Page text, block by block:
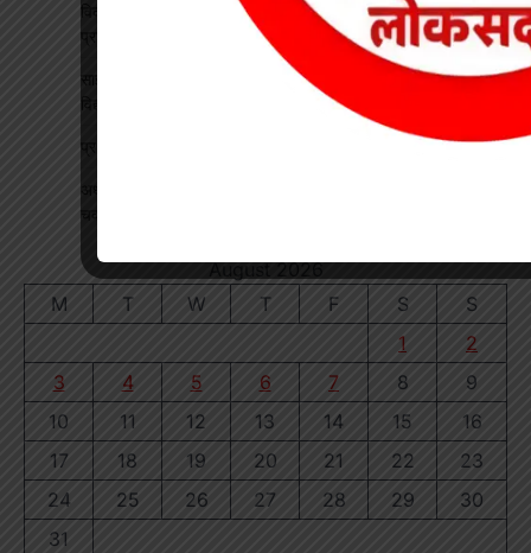
विकसित भारत रोजगार मिशन पर खारंग में एकदिवसीय प्रशिक्षण, जनपद
प्रतिनिधियों ने सीखी योजनाओं के प्रभावी क्रियान्वयन की बारीकियां
साइबर सुरक्षा एवं छात्र कानून जागरूकता कार्यक्रम आयोजित, प्रतिभावान
August 2026
M
T W T F S
S
1
2
3
4 5 6 7 8
9
10
11 12 13 14 15
16
17
18 19 20 21 22
23
24
25 26 27 28 29
30
31